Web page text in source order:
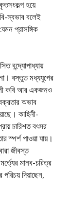
হয়ে
স্বভাব বলেই
প্রাসঙ্গিক
বন্দ্যোপাধ্যায়
বস্তুত মধ্যযুগের
কবি আর একজনও
অভাব
কাহিনী-
চারিশত বৎসর
স্পর্শ পাওয়া যায়।
জীবস্ত
মানব-চরিত্র
দিয়াছেন,